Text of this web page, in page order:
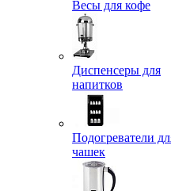
Весы для кофе
Диспенсеры для
напитков
Подогреватели
чашек